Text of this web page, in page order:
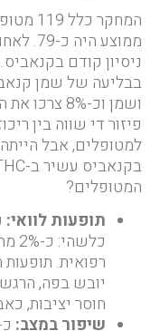
ושמן וכ-
פיזור די שווה בין
למטופלים, אבל
המטופלים?
תופעות לוואי:
רפואית. תופעות
יובש בפה,
חוסר יציבות,
שיפור במצב: